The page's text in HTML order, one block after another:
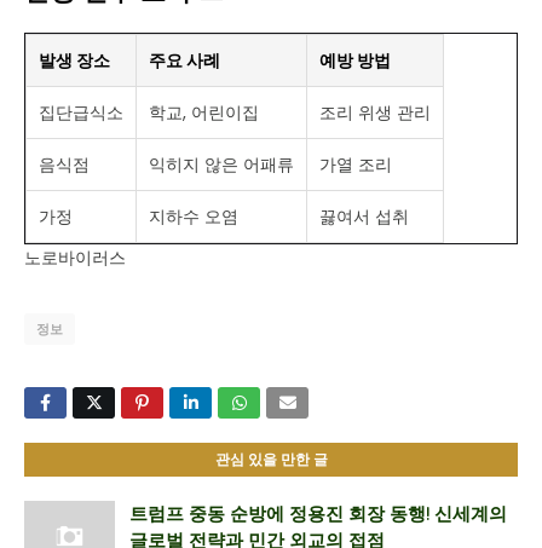
발생 장소 주요 사례 예방 방법
집단급식소 학교, 어린이집 조리 위생 관리
음식점 익히지 않은 어패류 가열 조리
가정 지하수 오염
끓여서 섭취
노로바이러스
정보
관심 있을 만한 글
트럼프 중동 순방에 정용진 회장 동행! 신세계의
글로벌 전략과 민간 외교의 접점